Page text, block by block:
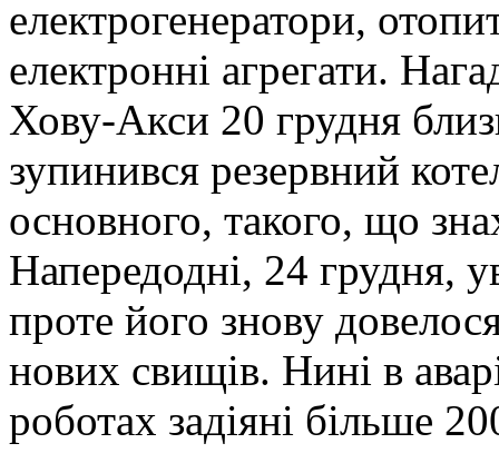
електрогенератори,
електронні агрегати.
Хову-Акси 20 грудня
зупинився резервний
основного, такого, що
Напередодні, 24 грудня,
проте його знову
нових свищів. Нині в
роботах задіяні більше